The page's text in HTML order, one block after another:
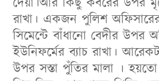
রাখা। একজন পুলিশ
সিমেন্টে বাঁধানো বেদীর উপর
ইউনিফর্মের ব্যাচ রাখা।
উপর সস্তা পুঁতির মালা । হয়তো